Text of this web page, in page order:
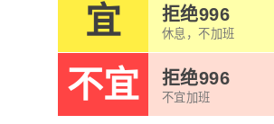
宜 拒绝996
休息，不加班
不宜 拒绝996
不宜加班